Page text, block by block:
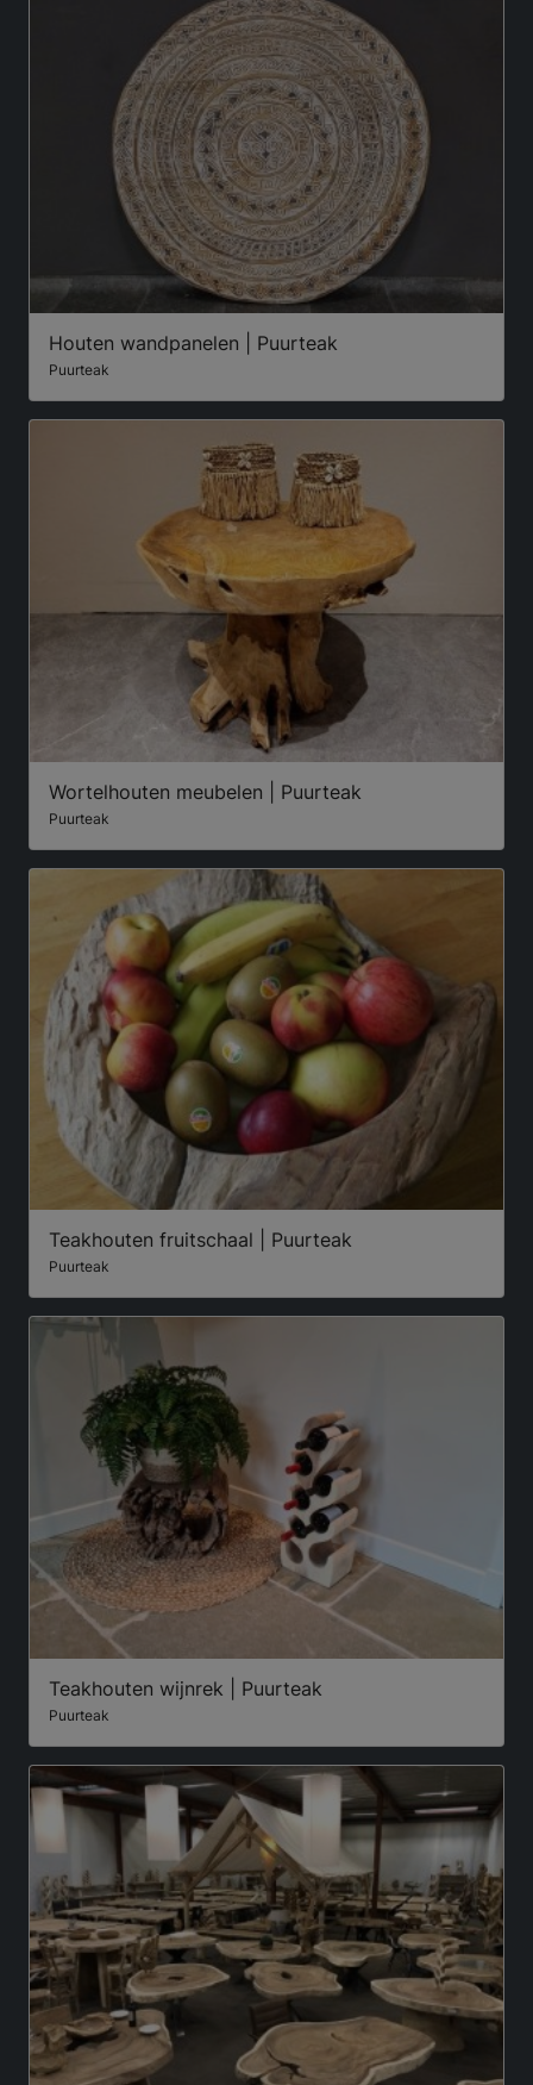
Houten wandpanelen | Puurteak
Puurteak
Wortelhouten meubelen | Puurteak
Puurteak
Teakhouten fruitschaal | Puurteak
Puurteak
Teakhouten wijnrek | Puurteak
Puurteak